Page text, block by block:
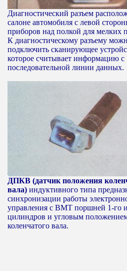
Диагностический разъем
салоне автомобиля с левой
приборов над полкой для мелких
К диагностическому разъему
подключить сканирующее
которое считывает информацию с
последовательной линии данных.
ДПКВ (датчик положения
вала) индуктивного типа
синхронизации работы
управления с ВМТ поршней 1-го
цилиндров и угловым
коленчатого вала.